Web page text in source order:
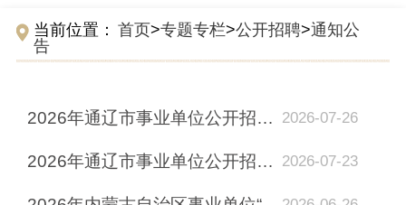
当前位置： 首页>专题专栏>公开招聘>通知公
告
2026年通辽市事业单位公开招聘工作人员市直卫生健康系统医疗岗位笔试成绩、面试成... 2026-07-26
2026年通辽市事业单位公开招聘工作人员市直卫生健康系统医疗岗位面试公告 2026-07-23